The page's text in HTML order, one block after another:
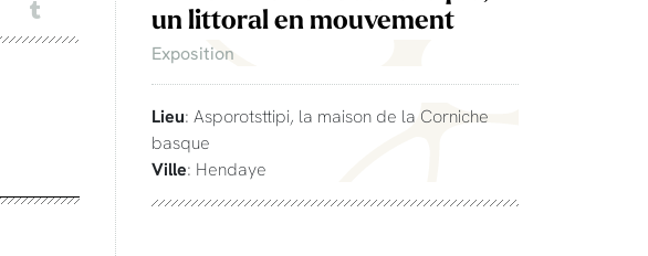
un littoral en mouvement
Exposition
Lieu: Asporotsttipi, la maison de la Corniche
basque
Ville: Hendaye